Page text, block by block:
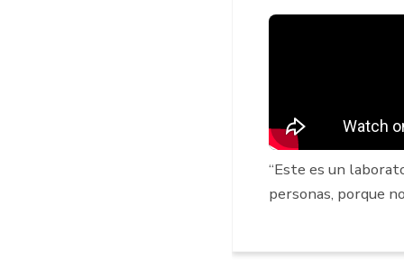
“Este es un
personas, porque